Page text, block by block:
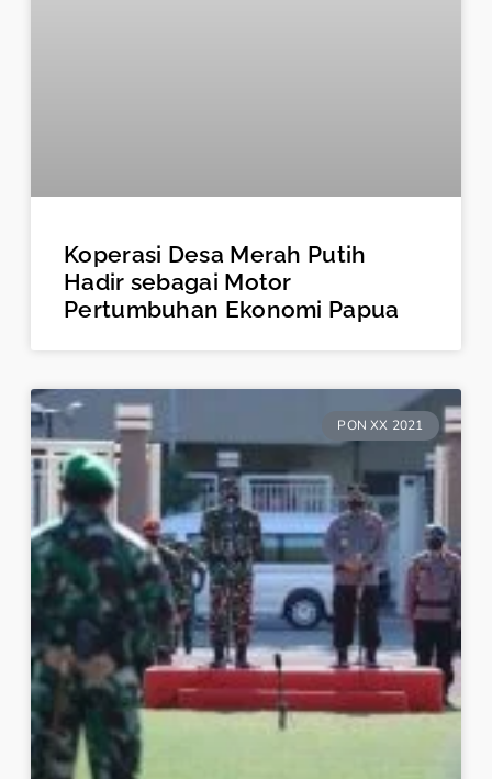
Koperasi Desa Merah Putih
Hadir sebagai Motor
Pertumbuhan Ekonomi Papua
PON XX 2021